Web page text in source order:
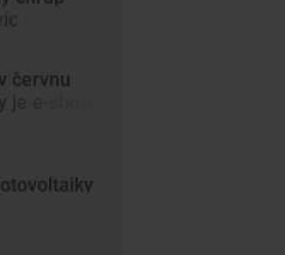
červnu
je e-shopy